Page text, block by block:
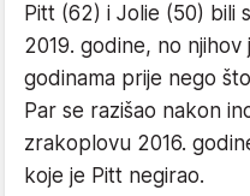
Pitt (62) i Jolie (50) bili
2019. godine, no
godinama prije nego
Par se razišao nakon
zrakoplovu 2016.
koje je Pitt negirao.